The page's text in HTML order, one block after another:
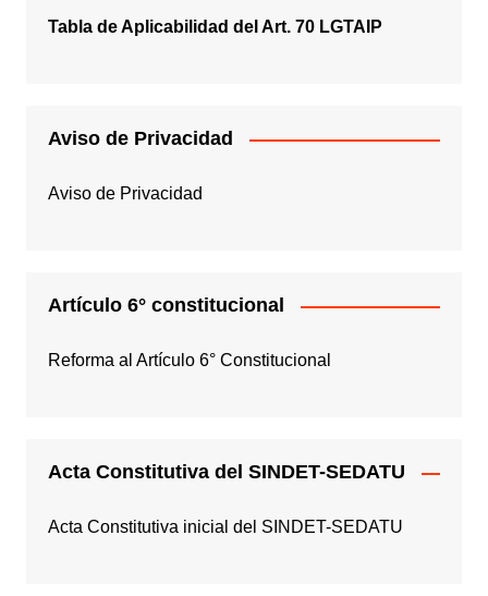
Tabla de Aplicabilidad del Art. 70 LGTAIP
Aviso de Privacidad
Aviso de Privacidad
Artículo 6° constitucional
Reforma al Artículo 6° Constitucional
Acta Constitutiva del SINDET-SEDATU
Acta Constitutiva inicial del SINDET-SEDATU